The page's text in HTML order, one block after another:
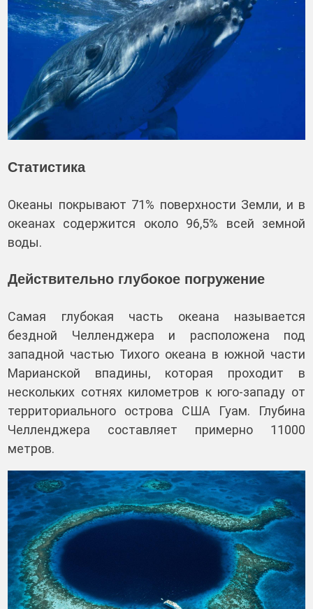
Статистика
Океаны покрывают 71% поверхности Земли, и в
океанах содержится около 96,5% всей земной
воды.
Действительно глубокое погружение
Самая глубокая часть океана называется
бездной Челленджера и расположена под
западной частью Тихого океана в южной части
Марианской впадины, которая проходит в
нескольких сотнях километров к юго-западу от
территориального острова США Гуам. Глубина
Челленджера составляет примерно 11000
метров.